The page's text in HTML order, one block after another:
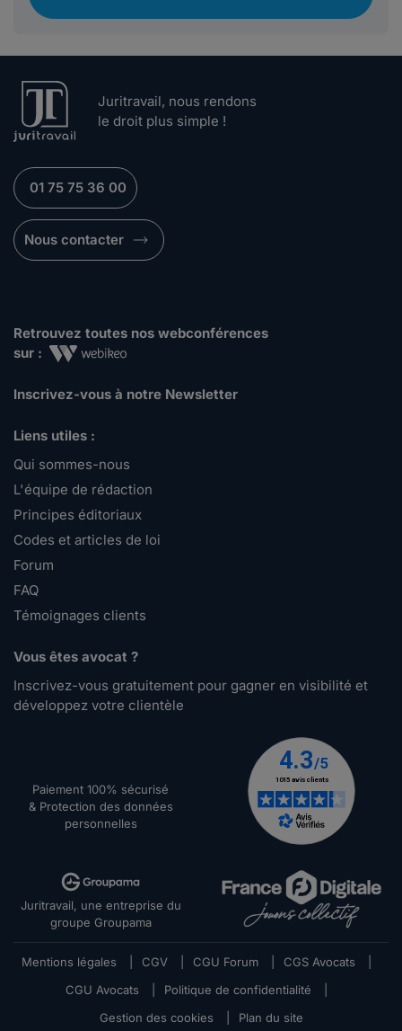
Juritravail, nous rendons
le droit plus simple !
01 75 75 36 00
Nous contacter
Retrouvez toutes nos webconférences
sur :
Inscrivez-vous à notre Newsletter
Liens utiles :
Qui sommes-nous
L'équipe de rédaction
Principes éditoriaux
Codes et articles de loi
Forum
FAQ
Témoignages clients
Vous êtes avocat ?
Inscrivez-vous gratuitement pour gagner en visibilité et
développez votre clientèle
Paiement 100% sécurisé
& Protection des données
personnelles
Juritravail, une entreprise du
groupe Groupama
Mentions légales CGV CGU Forum CGS Avocats
CGU Avocats
Politique de confidentialité
Gestion des cookies
Plan du site